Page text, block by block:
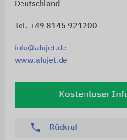
Deutschland
Tel. +49 8145 921200
info@alujet.de
www.alujet.de
Kostenloser
phone Rückruf